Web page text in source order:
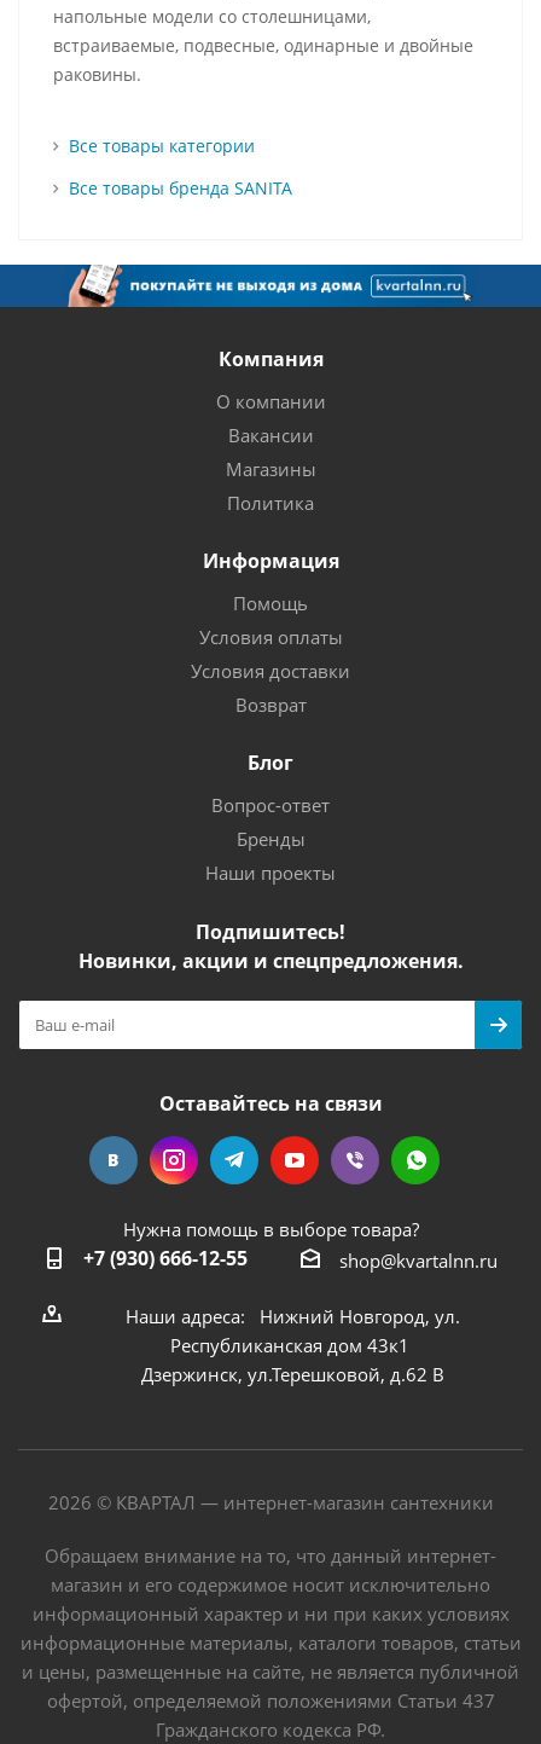
напольные модели со столешницами,
встраиваемые, подвесные, одинарные и двойные
раковины.
Все товары категории
Все товары бренда SANITA
Компания
О компании
Вакансии
Магазины
Политика
Информация
Помощь
Условия оплаты
Условия доставки
Возврат
Блог
Вопрос-ответ
Бренды
Наши проекты
Подпишитесь!
Новинки, акции и спецпредложения.
Оставайтесь на связи
Нужна помощь в выборе товара?
+7 (930) 666-12-55 shop@kvartalnn.ru
Наши адреса: Нижний Новгород, ул.
Республиканская дом 43к1
Дзержинск, ул.Терешковой, д.62 В
2026 © КВАРТАЛ — интернет-магазин сантехники
Обращаем внимание на то, что данный интернет-
магазин и его содержимое носит исключительно
информационный характер и ни при каких условиях
информационные материалы, каталоги товаров, статьи
и цены, размещенные на сайте, не является публичной
офертой, определяемой положениями Статьи 437
Гражданского кодекса РФ.